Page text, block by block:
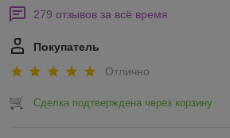
279 отзывов за всё время
Покупатель
Отлично
Сделка подтверждена через корзину